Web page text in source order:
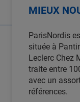
MIEUX
ParisNordis
située à
Leclerc Chez
traite entre
avec un
références.